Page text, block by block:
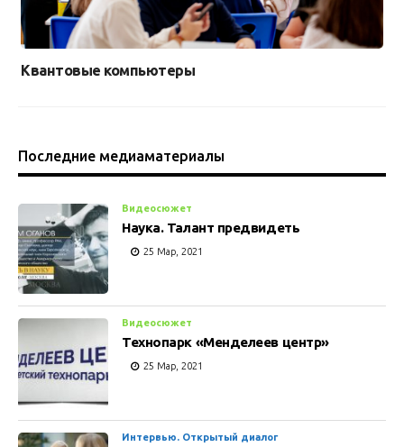
Квантовые компьютеры
Последние медиаматериалы
Видеосюжет
Наука. Талант предвидеть
25 Мар, 2021
Видеосюжет
Технопарк «Менделеев центр»
25 Мар, 2021
Интервью. Открытый диалог